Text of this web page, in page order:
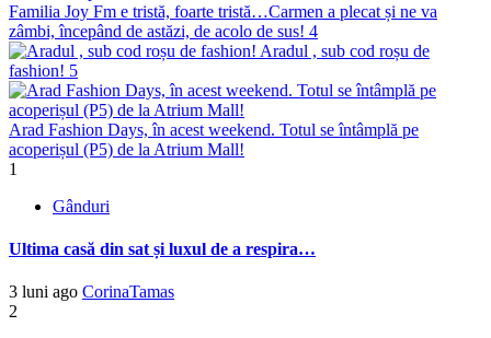
Familia Joy Fm e tristă, foarte tristă…Carmen a plecat și ne va
zâmbi, începând de astăzi, de acolo de sus! 4
Aradul , sub cod roșu de
fashion! 5
Arad Fashion Days, în acest weekend. Totul se întâmplă pe
acoperișul (P5) de la Atrium Mall!
1
Gânduri
Ultima casă din sat și luxul de a respira…
3 luni ago CorinaTamas
2